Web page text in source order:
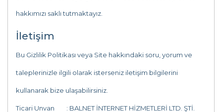
hakkımızı saklı tutmaktayız.
İletişim
Bu Gizlilik Politikası veya Site hakkındaki soru, yorum ve
taleplerinizle ilgili olarak isterseniz iletişim bilgilerini
kullanarak bize ulaşabilirsiniz.
Ticari Unvan : BALNET İNTERNET HİZMETLERİ LTD. ŞTİ.